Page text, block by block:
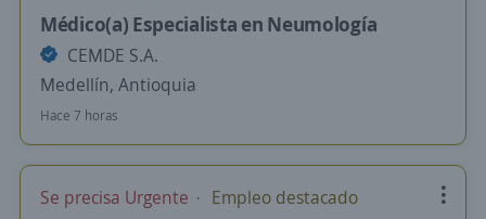
Médico(a) Especialista en Neumología
CEMDE S.A.
Medellín, Antioquia
Hace 7 horas
Se precisa Urgente Empleo destacado